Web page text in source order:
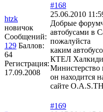
htzk
новичок
Сообщений:
129 Баллов:
64
Регистрация:
17.09.2008
#168
25.06.2010
Добрые
автобусами в
пожалуйста
каким
КТЕЛ
Министерство
он находится
сайте
#169